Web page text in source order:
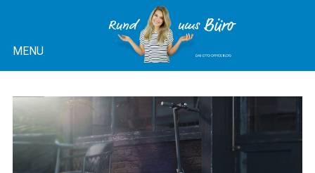
content
RUND UMS BÜRO
MENU